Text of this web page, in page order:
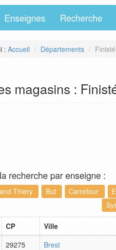
Enseignes Recherche
: Accueil Départements
magasins :
recherche par enseigne :
Thiery But Carrefour
CP
Ville
29275
Brest